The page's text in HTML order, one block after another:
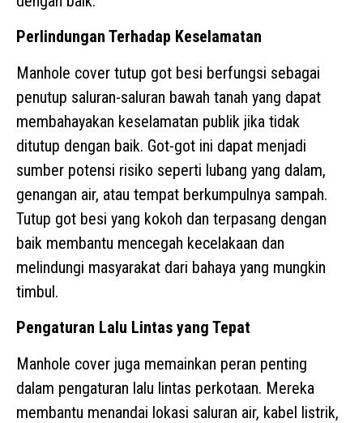
Perlindungan Terhadap Keselamatan
Manhole cover tutup got besi berfungsi sebagai
penutup saluran-saluran bawah tanah yang dapat
membahayakan keselamatan publik jika tidak
ditutup dengan baik. Got-got ini dapat menjadi
sumber potensi risiko seperti lubang yang dalam,
genangan air, atau tempat berkumpulnya sampah.
Tutup got besi yang kokoh dan terpasang dengan
baik membantu mencegah kecelakaan dan
melindungi masyarakat dari bahaya yang mungkin
timbul.
Pengaturan Lalu Lintas yang Tepat
Manhole cover juga memainkan peran penting
dalam pengaturan lalu lintas perkotaan. Mereka
membantu menandai lokasi saluran air, kabel listrik,